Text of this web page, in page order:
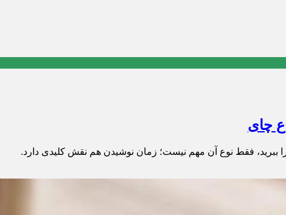
چای
ببرید، فقط نوع آن مهم نیست؛ زمان نوشیدن هم نقش کلیدی دارد.